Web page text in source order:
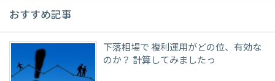
おすすめ記事
下落相場で 複利運用がどの位、有効な
のか？ 計算してみましたっ